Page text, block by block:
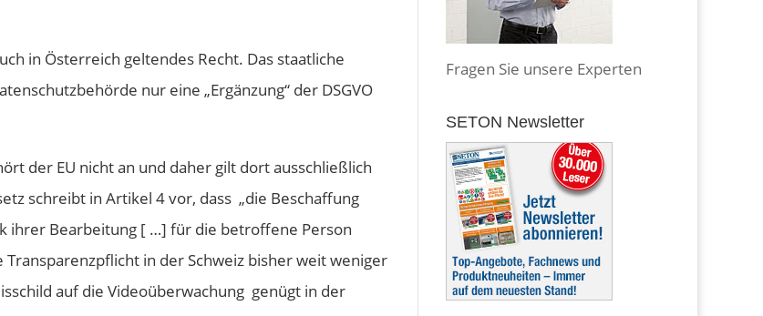
in Österreich geltendes Recht. Das staatliche
nur eine „Ergänzung“ der DSGVO
der EU nicht an und daher gilt dort ausschließlich
schreibt in Artikel 4 vor, dass „die Beschaffung
ihrer Bearbeitung [ …] für die betroffene Person
Transparenzpflicht in der Schweiz bisher weit weniger
auf die Videoüberwachung genügt in der
Fragen Sie unsere Experten
SETON Newsletter